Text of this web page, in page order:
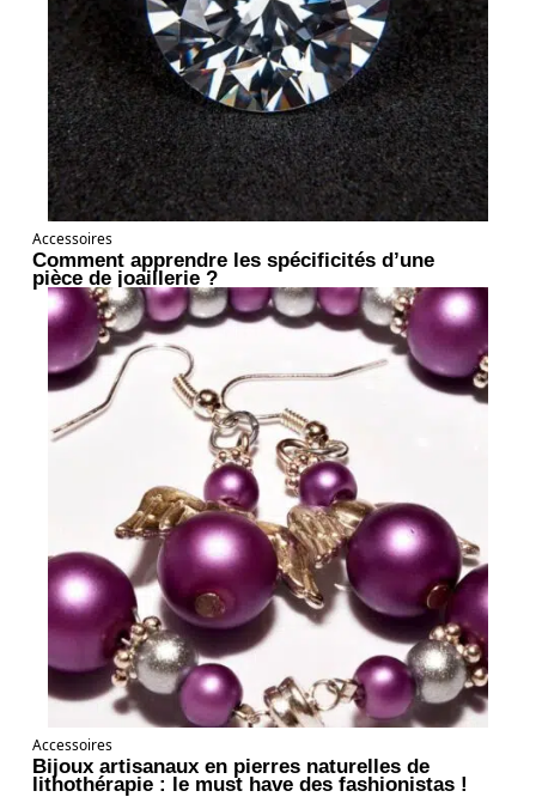
Accessoires
Comment apprendre les spécificités d’une
pièce de joaillerie ?
Accessoires
Bijoux artisanaux en pierres naturelles de
lithothérapie : le must have des fashionistas !